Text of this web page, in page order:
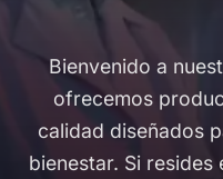
Bienvenido a
ofrecemos
calidad diseñados
bienestar. Si